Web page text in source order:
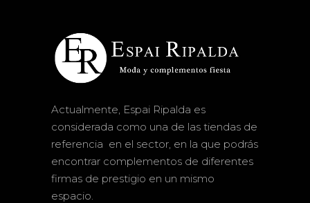
Actualmente, Espai Ripalda es
considerada como una de las tiendas de
referencia en el sector, en la que podrás
encontrar complementos de diferentes
firmas de prestigio en un mismo
espacio.